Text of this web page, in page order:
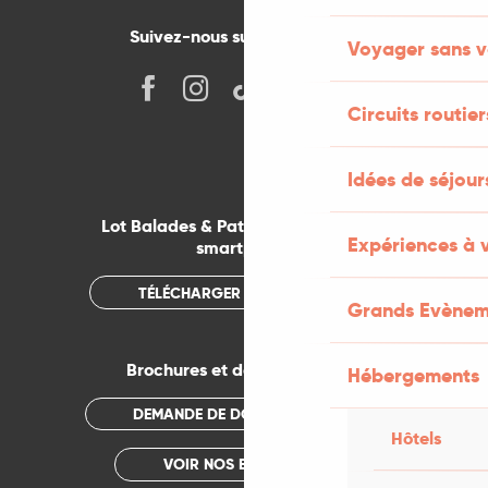
Voyager sans
Circuits
Idées de
Expériences à
Grands
Hébergements
Hôtels
Suivez-nous sur les réseaux !
Lot Balades & Patrimoines sur votre
smartphone
TÉLÉCHARGER L'APPLICATION
Brochures et documentations
DEMANDE DE DOCUMENTATION
VOIR NOS BROCHURES